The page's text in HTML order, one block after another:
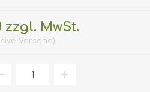
zzgl. MwSt.
Versand